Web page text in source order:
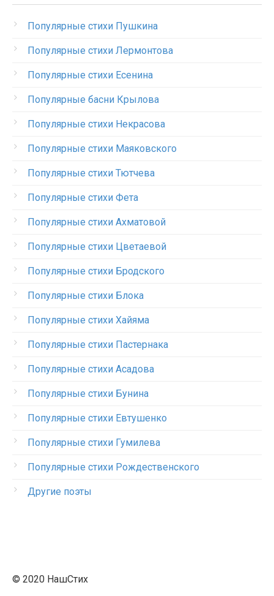
Популярные стихи Пушкина
Популярные стихи Лермонтова
Популярные стихи Есенина
Популярные басни Крылова
Популярные стихи Некрасова
Популярные стихи Маяковского
Популярные стихи Тютчева
Популярные стихи Фета
Популярные стихи Ахматовой
Популярные стихи Цветаевой
Популярные стихи Бродского
Популярные стихи Блока
Популярные стихи Хайяма
Популярные стихи Пастернака
Популярные стихи Асадова
Популярные стихи Бунина
Популярные стихи Евтушенко
Популярные стихи Гумилева
Популярные стихи Рождественского
Другие поэты
© 2020 НашСтих